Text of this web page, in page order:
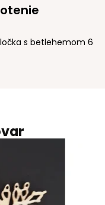
s betlehemom 6